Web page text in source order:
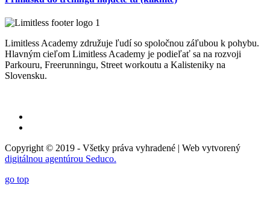
Limitless Academy združuje ľudí so spoločnou záľubou k pohybu.
Hlavným cieľom Limitless Academy je podieľať sa na rozvoji
Parkouru, Freerunningu, Street workoutu a Kalisteniky na
Slovensku.
Copyright © 2019 - Všetky práva vyhradené | Web vytvorený
digitálnou agentúrou Seduco.
go top